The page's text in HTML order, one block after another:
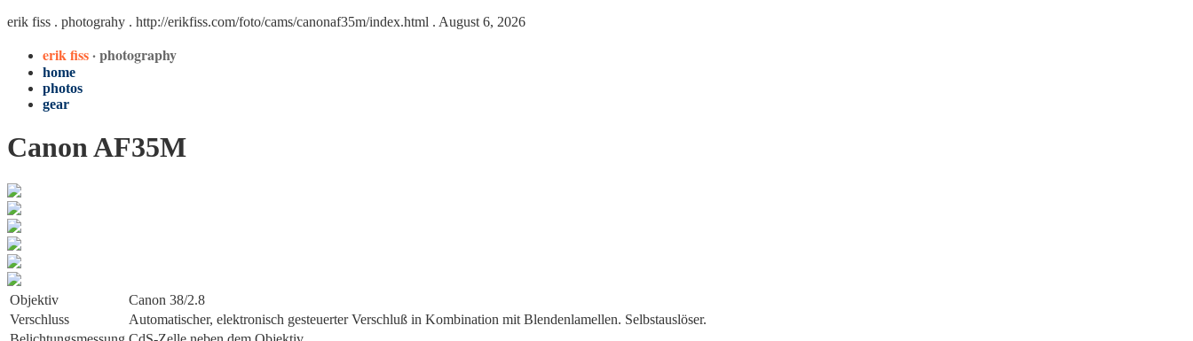
erik fiss . photograhy . http://erikfiss.com/foto/cams/canonaf35m/index.html . August 6, 2026
erik fiss· photography
home
photos
gear
Canon AF35M
Objektiv
Canon 38/2.8
Verschluss
Automatischer, elektronisch gesteuerter Verschluß in Kombination mit Blendenlamellen. Selbstauslöser.